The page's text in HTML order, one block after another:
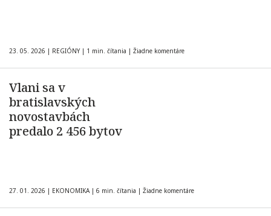
23. 05. 2026 | REGIÓNY | 1 min. čítania | Žiadne komentáre
Vlani sa v
bratislavských
novostavbách
predalo 2 456 bytov
27. 01. 2026 | EKONOMIKA | 6 min. čítania | Žiadne komentáre